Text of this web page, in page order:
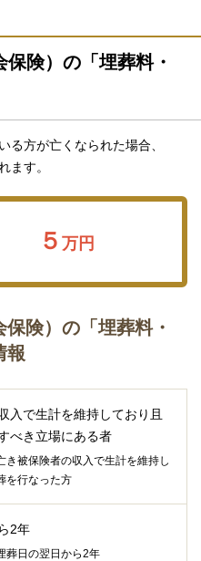
険）の「埋葬料・
る方が亡くなられた場合、
ます。
５万円
険）の「埋葬料・
報
入で生計を維持しており且
べき立場にある者
被保険者の収入で生計を維持し
を行なった方
2年
葬日の翌日から2年